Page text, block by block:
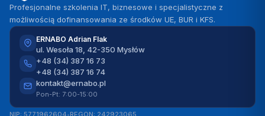
Profesjonalne szkolenia IT, biznesowe i specjalistyczne z
możliwością dofinansowania ze środków UE, BUR i KFS.
ERNABO Adrian Flak
ul. Wesoła 18, 42-350 Mysłów
+48 (34) 387 16 73
+48 (34) 387 16 74
kontakt@ernabo.pl
Pon-Pt: 7:00-15:00
NIP: 5771962604•REGON: 242923065